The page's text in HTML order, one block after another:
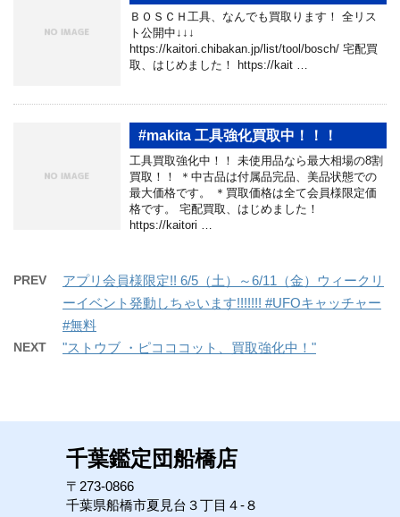
ＢＯＳＣＨ工具、なんでも買取ります！ 全リス
ト公開中↓↓↓
https://kaitori.chibakan.jp/list/tool/bosch/ 宅配買
取、はじめました！ https://kait …
#makita 工具強化買取中！！！
工具買取強化中！！ 未使用品なら最大相場の8割
買取！！ ＊中古品は付属品完品、美品状態での
最大価格です。 ＊買取価格は全て会員様限定価
格です。 宅配買取、はじめました！
https://kaitori …
PREV
アプリ会員様限定!! 6/5（土）～6/11（金）ウィークリ
ーイベント発動しちゃいます!!!!!!! #UFOキャッチャー
#無料
NEXT "ストウブ ・ピコココット、買取強化中！"
千葉鑑定団船橋店
〒273-0866
千葉県船橋市夏見台３丁目４-８